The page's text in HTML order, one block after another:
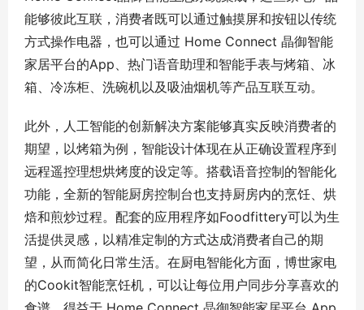
能够彼此互联，消费者既可以通过触摸屏和按钮以传统
方式操作电器，也可以通过 Home Connect 晶御智能
家居平台的App、热门语音助理和智能手表与烤箱、冰
箱、冷冻柜、洗碗机以及吸油烟机等产品互联互动。
此外，人工智能的创新解决方案能够真实反映消费者的
期望，以烤箱为例，智能设计体现在从正确设置程序到
远程遥控理想烘烤度的设定等。搭载语音控制的智能化
功能，全新的智能厨房控制台也支持厨房内的烹饪、烘
焙和煎炒过程。配套的应用程序如Foodfittery可以为生
活提供灵感，以精准定制的方式达成消费者自己的期
望，从而简化日常生活。在厨电智能化方面，博世家电
的Cookit智能烹饪机，可以让每位用户同步分享喜欢的